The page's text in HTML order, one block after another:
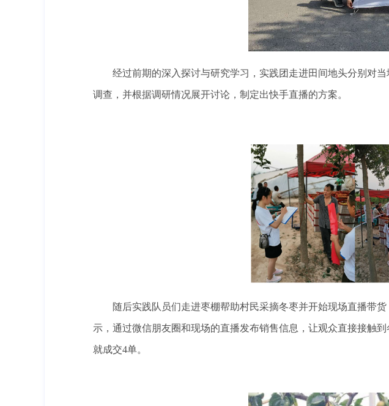
经过前期的深入探讨与研究学习，实践团走进田间地头分别对
调查，并根据调研情况展开讨论，制定出快手直播的方案。
随后实践队员们走进枣棚帮助村民采摘冬枣并开始现场直播带
示，通过微信朋友圈和现场的直播发布销售信息，让观众直接接触
就成交4单。